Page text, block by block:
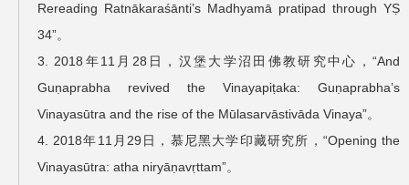
Rereading Ratnākaraśānti’s Madhyamā pratipad through YṢ
34”。
3. 2018年11月28日，汉堡大学沼田佛教研究中心，“And
Guṇaprabha revived the Vinayapiṭaka: Guṇaprabha’s
Vinayasūtra and the rise of the Mūlasarvāstivāda Vinaya”。
4. 2018年11月29日，慕尼黑大学印藏研究所，“Opening the
Vinayasūtra: atha niryāṇavṛttam”。